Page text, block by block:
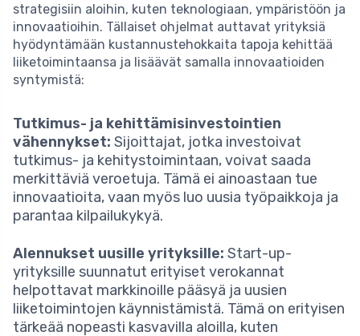
strategisiin aloihin, kuten teknologiaan, ympäristöön ja
innovaatioihin. Tällaiset ohjelmat auttavat yrityksiä
hyödyntämään kustannustehokkaita tapoja kehittää
liiketoimintaansa ja lisäävät samalla innovaatioiden
syntymistä:
Tutkimus- ja kehittämisinvestointien
vähennykset: Sijoittajat, jotka investoivat
tutkimus- ja kehitystoimintaan, voivat saada
merkittäviä veroetuja. Tämä ei ainoastaan tue
innovaatioita, vaan myös luo uusia työpaikkoja ja
parantaa kilpailukykyä.
Alennukset uusille yrityksille: Start-up-
yrityksille suunnatut erityiset verokannat
helpottavat markkinoille pääsyä ja uusien
liiketoimintojen käynnistämistä. Tämä on erityisen
tärkeää nopeasti kasvavilla aloilla, kuten